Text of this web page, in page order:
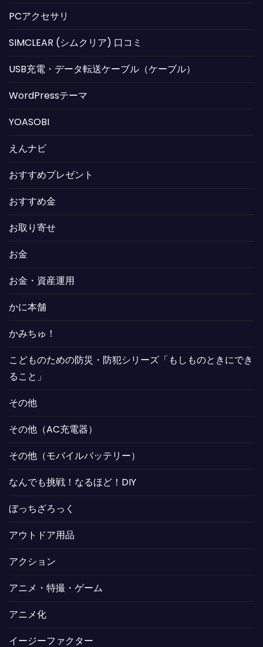
PCアクセサリ
SIMCLEAR (シムクリア) 口コミ
USB充電・データ転送ケーブル（ケーブル）
WordPressテーマ
YOASOBI
えんナビ
おすすめプレゼント
おすすめ金
お取り寄せ
お金
お金・資産運用
かに本舗
かみちゅ！
こどものための防災・防犯シリーズ「もしものときにでき
ること」
その他
その他（AC充電器）
その他（モバイルバッテリー）
なんでも挑戦！なるほど！DIY
ぼっちざろっく
アウトドア用品
アクション
アニメ・特撮・ゲーム
アニメ化
イージーファクター